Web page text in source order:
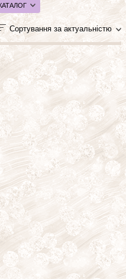
Сортування за актуальністю